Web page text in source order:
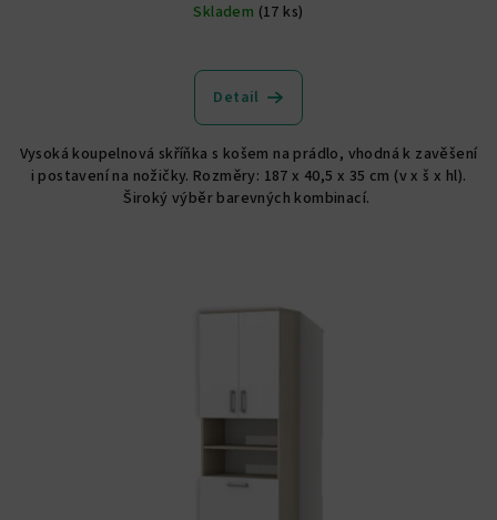
Skladem (17 ks)
hodnocení
produktu
z
5
hvězdiček.
Detail
Vysoká koupelnová skříňka s košem na prádlo, vhodná k zavěšení
i postavení na nožičky. Rozměry: 187 x 40,5 x 35 cm (v x š x hl).
Široký výběr barevných kombinací.